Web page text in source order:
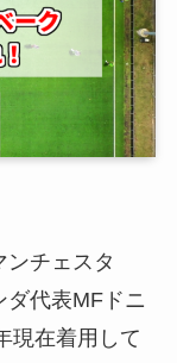
チェスタ
代表MFドニ
現在着用して